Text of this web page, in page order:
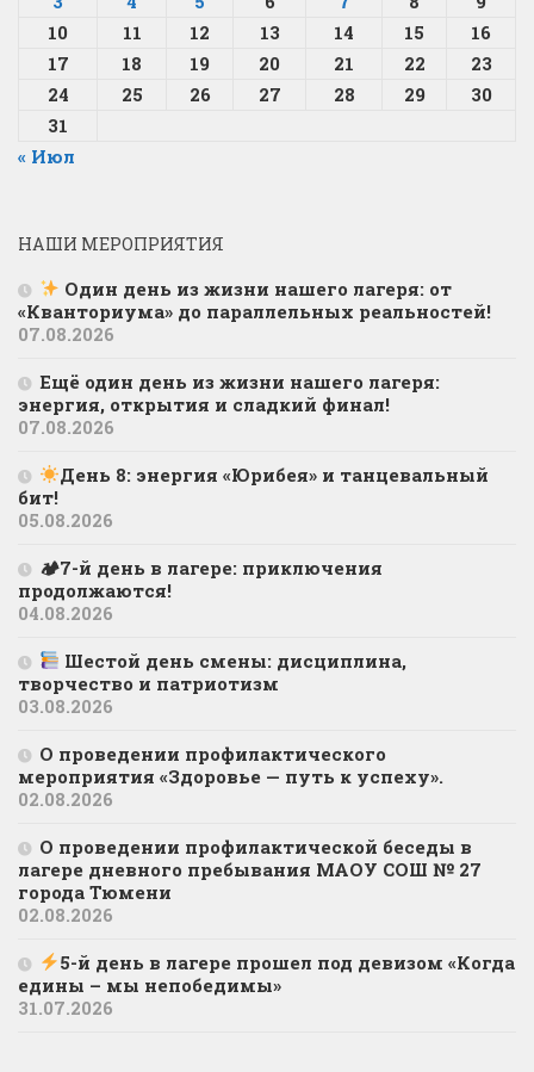
10
11 12 13 14 15
16
17
18 19 20 21 22
23
24
25 26 27 28 29
30
31
« Июл
НАШИ МЕРОПРИЯТИЯ
Один день из жизни нашего лагеря: от
«Кванториума» до параллельных реальностей!
07.08.2026
Ещё один день из жизни нашего лагеря:
энергия, открытия и сладкий финал!
07.08.2026
День 8: энергия «Юрибея» и танцевальный
бит!
05.08.2026
🏕7-й день в лагере: приключения
продолжаются!
04.08.2026
Шестой день смены: дисциплина,
творчество и патриотизм
03.08.2026
О проведении профилактического
мероприятия «Здоровье — путь к успеху».
02.08.2026
О проведении профилактической беседы в
лагере дневного пребывания МАОУ СОШ № 27
города Тюмени
02.08.2026
5-й день в лагере прошел под девизом «Когда
едины – мы непобедимы»
31.07.2026